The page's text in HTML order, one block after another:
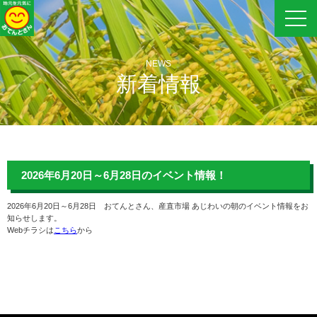
NEWS
新着情報
2026年6月20日～6月28日のイベント情報！
2026年6月20日～6月28日 おてんとさん、産直市場 あじわいの朝のイベント情報をお
知らせします。
Webチラシは こちらから